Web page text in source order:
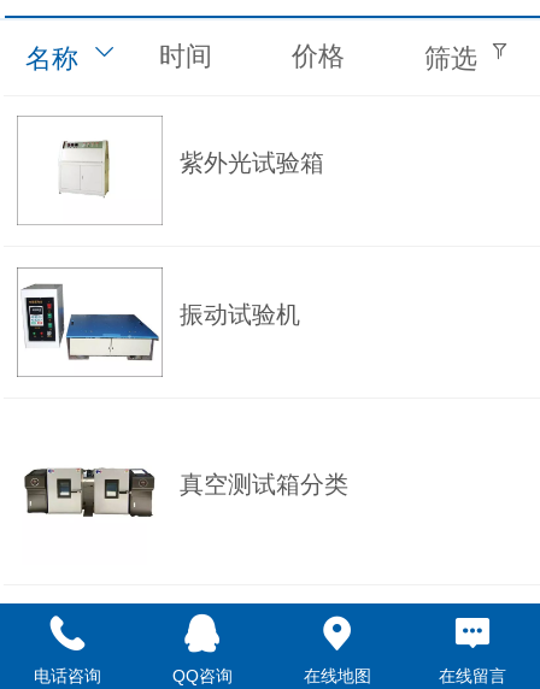
名称 时间 价格 筛选
紫外光试验箱
振动试验机
真空测试箱分类
有害气体测试试验箱
电话咨询 QQ咨询 在线地图 在线留言